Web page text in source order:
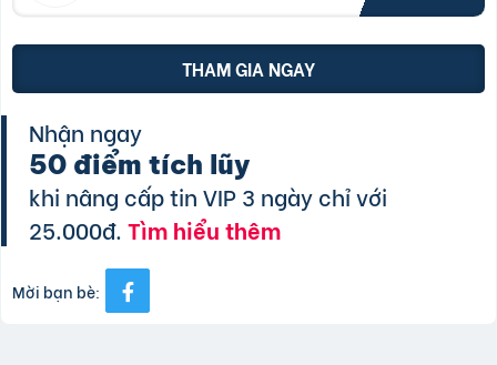
THAM GIA NGAY
Nhận ngay
50 điểm tích lũy
khi nâng cấp tin VIP 3 ngày chỉ với
25.000đ.Tìm hiểu thêm
Mời bạn bè: